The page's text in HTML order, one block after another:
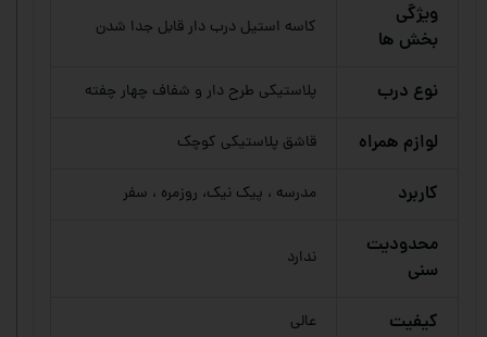
ویژگی
بخش ها
کاسه استیل درب دار قابل جدا شدن
نوع درب پلاستیکی طرح دار و شفاف چهار چفته
لوازم همراه قاشق پلاستیکی کوچک
کاربرد مدرسه ، پیک نیک، روزمره ، سفر
محدودیت
سنی
ندارد
کیفیت عالی